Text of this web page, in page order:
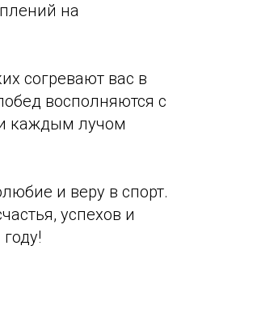
на
согревают вас в
восполняются с
каждым лучом
и веру в спорт.
успехов и